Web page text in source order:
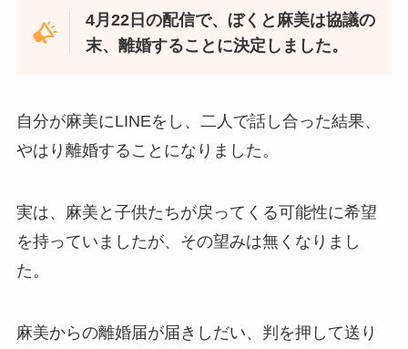
4月22日の配信で、ぼくと麻美は協議の
末、離婚することに決定しました。
自分が麻美にLINEをし、二人で話し合った結果、
やはり離婚することになりました。
実は、麻美と子供たちが戻ってくる可能性に希望
を持っていましたが、その望みは無くなりまし
た。
麻美からの離婚届が届きしだい、判を押して送り